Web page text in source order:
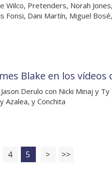
Wilco, Pretenders, Norah
Fonsi, Dani Martín, Miguel
Blake en los vídeos
Derulo con Nicki Minaj y Ty
Azalea, y Conchita
4 5 > >>